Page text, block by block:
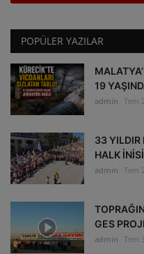
POPÜLER YAZILAR
19
admin Tem
33 YILDIR
HALK
admin Tem
GES
admin Tem